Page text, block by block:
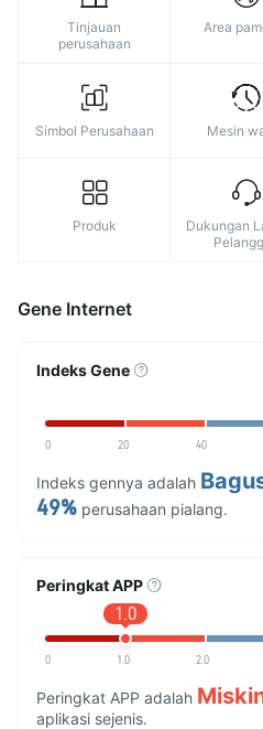
Tinjauan
perusahaan
Area
Simbol Perusahaan Mesin
Produk
Dukungan
Gene Internet
Indeks Gene
0 20 40
Indeks gennya adalah
49% perusahaan pialang.
Peringkat APP
1.0
0 1.0 2.0
Peringkat APP adalah
aplikasi sejenis.